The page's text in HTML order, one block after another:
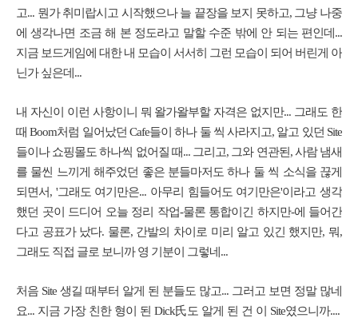
고... 뭔가 취미랍시고 시작했으나 늘 끝장을 보지 못하고, 그냥 나중
에 생각나면 조금 해 본 정도라고 말할 수준 밖에 안 되는 편인데...
지금 보드게임에 대한 내 모습이 서서히 그런 모습이 되어 버린게 아
닌가 싶은데...
내 자신이 이런 사항이니 뭐 왈가왈부할 자격은 없지만... 그래도 한
때 Boom처럼 일어났던 Cafe들이 하나 둘 씩 사라지고, 알고 있던 Site
들이나 쇼핑몰도 하나씩 없어질 때... 그리고, 그와 연관된, 사람 냄새
를 물씬 느끼게 해주었던 좋은 분들마저도 하나 둘 씩 소식을 끊게
되면서, '그래도 여기만은... 아무리 힘들어도 여기만은'이라고 생각
했던 곳이 드디어 오늘 정리 작업-물론 통합이긴 하지만-에 들어간
다고 공표가 났다. 물론, 간발의 차이로 미리 알고 있긴 했지만, 뭐,
그래도 직접 글로 보니까 영 기분이 그렇네...
처음 Site 생길 때부터 알게 된 분들도 많고... 그러고 보면 정말 많네
요... 지금 가장 친한 형이 된 Dick氏도 알게 된 건 이 Site였으니까....